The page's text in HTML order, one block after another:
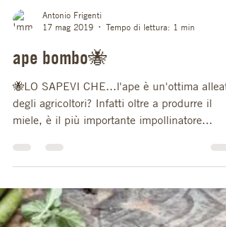
Antonio Frigenti
ape bombo🐝
🐝LO SAPEVI CHE...l'ape è un'ottima alleata
degli agricoltori? Infatti oltre a produrre il